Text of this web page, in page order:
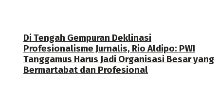
Di Tengah Gempuran Deklinasi
Profesionalisme Jurnalis, Rio Aldipo: PWI
Tanggamus Harus Jadi Organisasi Besar yang
Bermartabat dan Profesional